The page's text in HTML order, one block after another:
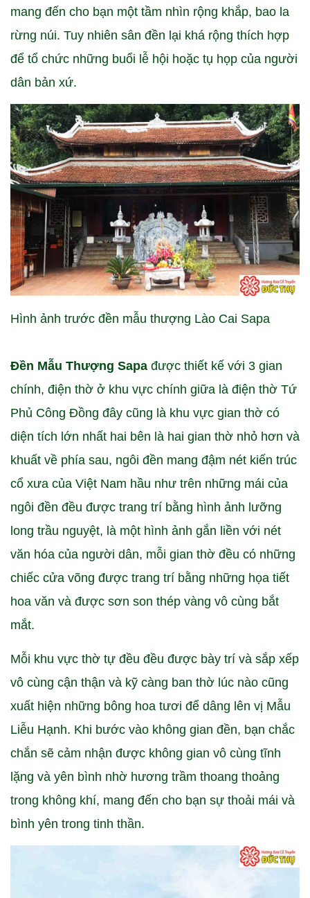
mang đến cho bạn một tầm nhìn rộng khắp, bao la
rừng núi. Tuy nhiên sân đền lại khá rộng thích hợp
để tổ chức những buổi lễ hội hoặc tụ họp của người
dân bản xứ.
Hình ảnh trước đền mẫu thượng Lào Cai Sapa
Đền Mẫu Thượng Sapa được thiết kế với 3 gian
chính, điện thờ ở khu vực chính giữa là điện thờ Tứ
Phủ Công Đồng đây cũng là khu vực gian thờ có
diện tích lớn nhất hai bên là hai gian thờ nhỏ hơn và
khuất về phía sau, ngôi đền mang đậm nét kiến trúc
cổ xưa của Việt Nam hầu như trên những mái của
ngôi đền đều được trang trí bằng hình ảnh lưỡng
long trầu nguyệt, là một hình ảnh gắn liền với nét
văn hóa của người dân, mỗi gian thờ đều có những
chiếc cửa võng được trang trí bằng những họa tiết
hoa văn và được sơn son thép vàng vô cùng bắt
mắt.
Mỗi khu vực thờ tự đều đều được bày trí và sắp xếp
vô cùng cận thận và kỹ càng ban thờ lúc nào cũng
xuất hiện những bông hoa tươi để dâng lên vị Mẫu
Liễu Hạnh. Khi bước vào không gian đền, bạn chắc
chắn sẽ cảm nhận được không gian vô cùng tĩnh
lặng và yên bình nhờ hương trầm thoang thoảng
trong không khí, mang đến cho bạn sự thoải mái và
bình yên trong tinh thần.